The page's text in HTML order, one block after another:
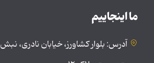
ما اینجاییم
آدرس: بلوار کشاورز، خیابان نادری، نبش